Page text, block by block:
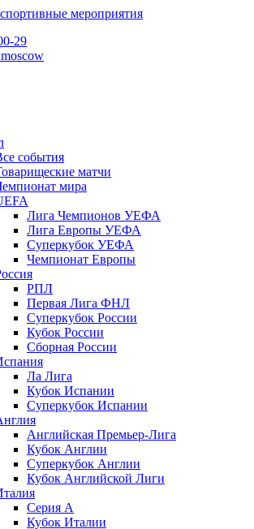
мероприятия
29
события
матчи
мира
Лига Чемпионов УЕФА
Лига Европы УЕФА
Суперкубок УЕФА
Чемпионат Европы
РПЛ
Первая Лига ФНЛ
Суперкубок России
Кубок России
Сборная России
Ла Лига
Кубок Испании
Суперкубок Испании
Английская Премьер-Лига
Кубок Англии
Суперкубок Англии
Кубок Английской Лиги
Серия А
Кубок Италии